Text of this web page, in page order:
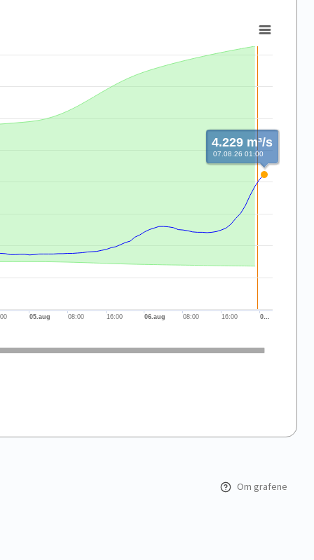
05.aug 08:00 16:00 06.aug 08:00 16:00 0…
4.229 m³/s
07.08.26 01:00
Om grafene